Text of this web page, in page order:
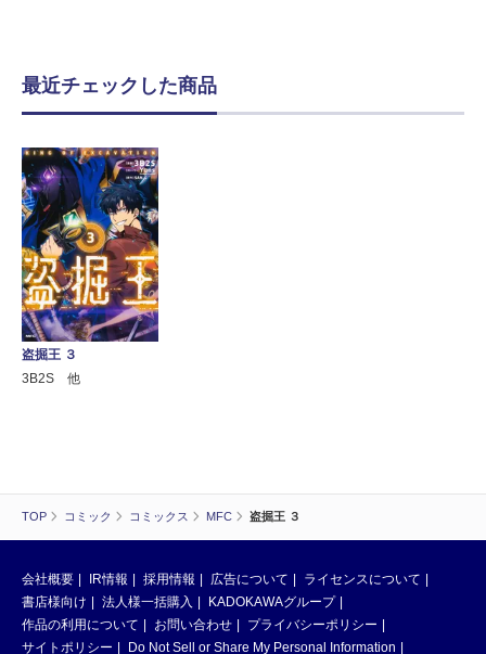
TOP コミック コミックス MFC 盗掘王 ３
最近チェックした商品
盗掘王 ３
3B2S 他
会社概要 IR情報 採用情報 広告について
ライセンスについて
書店様向け
法人様一括購入
KADOKAWAグループ
作品の利用について
お問い合わせ
プライバシーポリシー
サイトポリシー
Do Not Sell or Share My Personal Information